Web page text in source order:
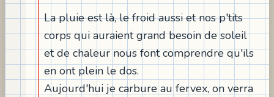
La pluie est là, le froid aussi et nos p'tits
corps qui auraient grand besoin de soleil
et de chaleur nous font comprendre qu'ils
en ont plein le dos.
Aujourd'hui je carbure au fervex, on verra